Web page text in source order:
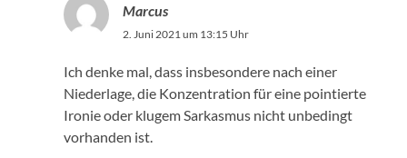
Marcus
2. Juni 2021 um 13:15 Uhr
Ich denke mal, dass insbesondere nach einer
Niederlage, die Konzentration für eine pointierte
Ironie oder klugem Sarkasmus nicht unbedingt
vorhanden ist.